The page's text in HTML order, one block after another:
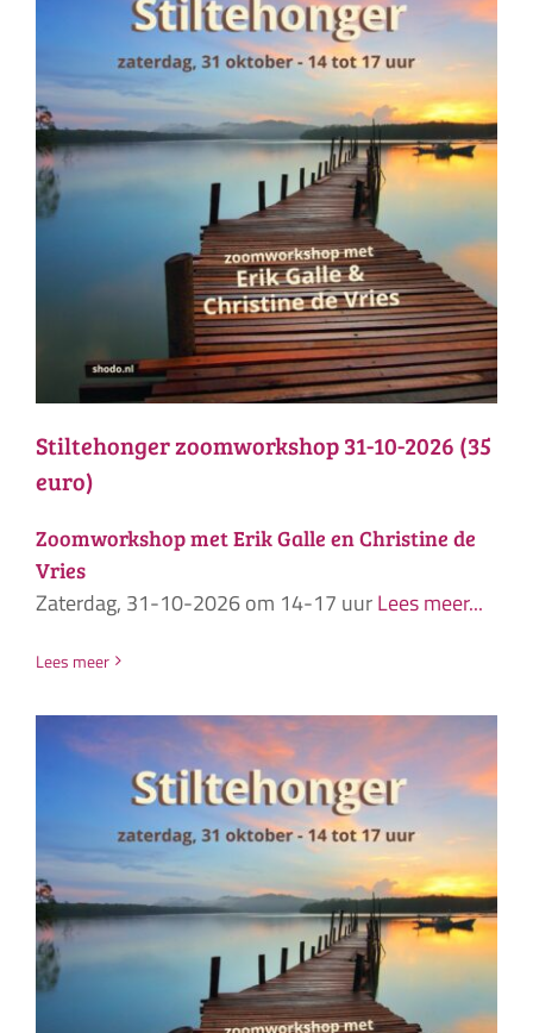
Stiltehonger zoomworkshop 31-10-2026 (35
euro)
Zoomworkshop met Erik Galle en Christine de
Vries
Zaterdag, 31-10-2026 om 14-17 uurLees meer...
Lees meer